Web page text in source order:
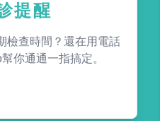
提醒
檢查時間？還在用電話
你通通一指搞定。